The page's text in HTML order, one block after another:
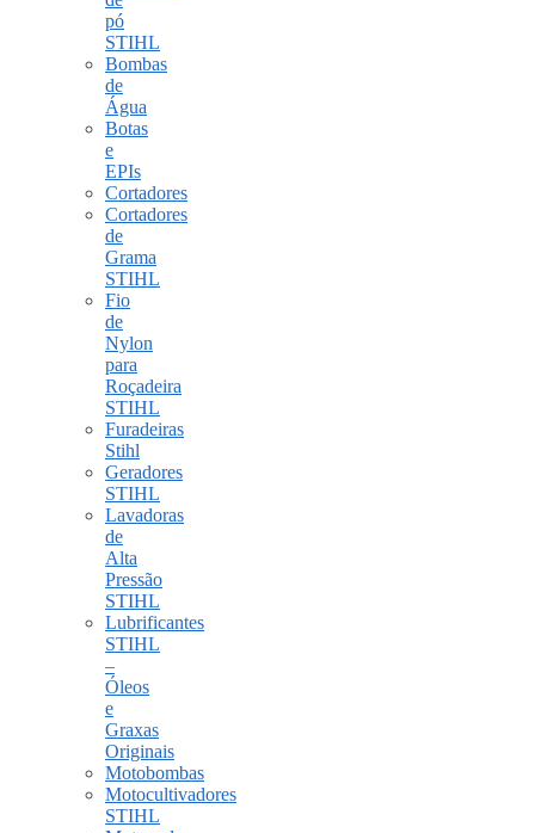
pó
STIHL
Bombas
de
Água
Botas
e
EPIs
Cortadores
Cortadores
de
Grama
STIHL
Fio
de
Nylon
para
Roçadeira
STIHL
Furadeiras
Stihl
Geradores
STIHL
Lavadoras
de
Alta
Pressão
STIHL
Lubrificantes
STIHL
–
Óleos
e
Graxas
Originais
Motobombas
Motocultivadores
STIHL